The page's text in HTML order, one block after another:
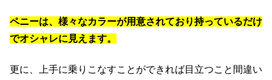
ペニーは、様々なカラーが用意されており持っているだけ
でオシャレに見えます。
更に、上手に乗りこなすことができれば目立つこと間違い